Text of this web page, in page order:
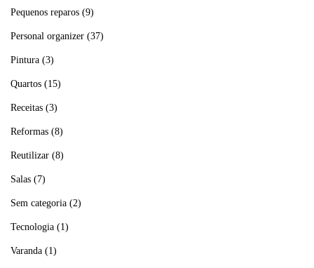
Pequenos reparos (9)
Personal organizer (37)
Pintura (3)
Quartos (15)
Receitas (3)
Reformas (8)
Reutilizar (8)
Salas (7)
Sem categoria (2)
Tecnologia (1)
Varanda (1)